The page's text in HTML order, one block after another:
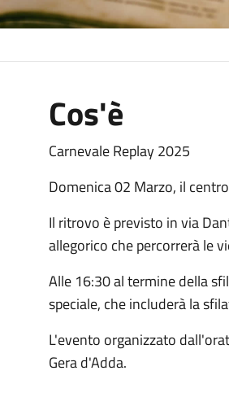
Cos'è
Carnevale Replay 2025
Domenica 02 Marzo, il
Il ritrovo è previsto in via
allegorico che percorrerà le
Alle 16:30 al termine della
speciale, che includerà la
L'evento organizzato
Gera d'Adda.